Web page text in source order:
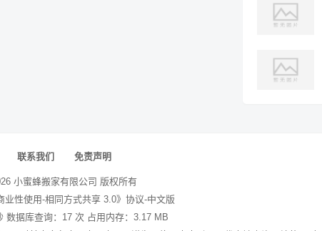
联系我们 免责声明
小蜜蜂搬家有限公司 版权所有
业性使用-相同方式共享 3.0》协议-中文版
数据库查询：17 次 占用内存：3.17 MB